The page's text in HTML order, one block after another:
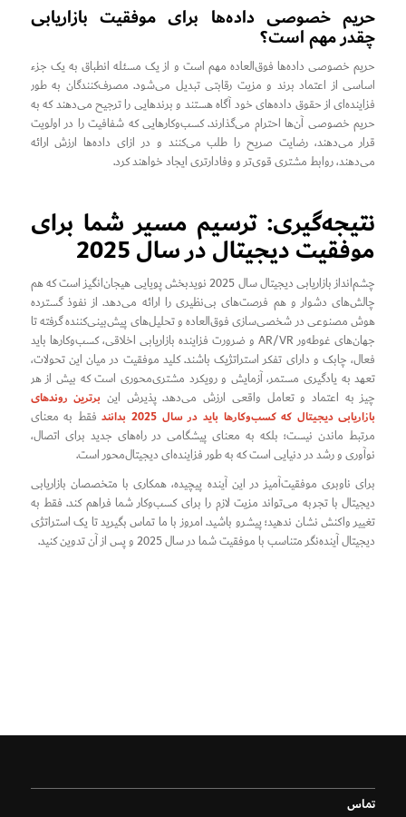
حریم خصوصی داده‌ها برای موفقیت بازاریابی
چقدر مهم است؟
حریم خصوصی داده‌ها فوق‌العاده مهم است و از یک مسئله انطباق به یک جزء
اساسی از اعتماد برند و مزیت رقابتی تبدیل می‌شود. مصرف‌کنندگان به طور
فزاینده‌ای از حقوق داده‌های خود آگاه هستند و برندهایی را ترجیح می‌دهند که به
حریم خصوصی آن‌ها احترام می‌گذارند. کسب‌وکارهایی که شفافیت را در اولویت
قرار می‌دهند، رضایت صریح را طلب می‌کنند و در ازای داده‌ها ارزش ارائه
می‌دهند، روابط مشتری قوی‌تر و وفادارتری ایجاد خواهند کرد.
نتیجه‌گیری: ترسیم مسیر شما برای
موفقیت دیجیتال در سال 2025
چشم‌انداز بازاریابی دیجیتال سال 2025 نویدبخش پویایی هیجان‌انگیز است که هم
چالش‌های دشوار و هم فرصت‌های بی‌نظیری را ارائه می‌دهد. از نفوذ گسترده
هوش مصنوعی در شخصی‌سازی فوق‌العاده و تحلیل‌های پیش‌بینی‌کننده گرفته تا
جهان‌های غوطه‌ور AR/VR و ضرورت فزاینده بازاریابی اخلاقی، کسب‌وکارها باید
فعال، چابک و دارای تفکر استراتژیک باشند. کلید موفقیت در میان این تحولات،
تعهد به یادگیری مستمر، آزمایش و رویکرد مشتری‌محوری است که بیش از هر
چیز به اعتماد و تعامل واقعی ارزش می‌دهد. پذیرش این برترین روندهای
بازاریابی دیجیتال که کسب‌وکارها باید در سال 2025 بدانند
فقط به معنای
مرتبط ماندن نیست؛ بلکه به معنای پیشگامی در راه‌های جدید برای اتصال،
نوآوری و رشد در دنیایی است که به طور فزاینده‌ای دیجیتال‌محور است.
برای ناوبری موفقیت‌آمیز در این آینده پیچیده، همکاری با متخصصان بازاریابی
دیجیتال با تجربه می‌تواند مزیت لازم را برای کسب‌وکار شما فراهم کند. فقط به
تغییر واکنش نشان ندهید؛ پیشرو باشید. امروز با ما تماس بگیرید تا یک استراتژی
دیجیتال آینده‌نگر متناسب با موفقیت شما در سال 2025 و پس از آن تدوین کنید.
تماس